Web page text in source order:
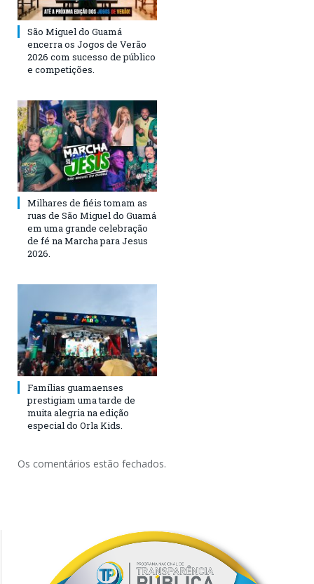
São Miguel do Guamá
encerra os Jogos de Verão
2026 com sucesso de público
e competições.
Milhares de fiéis tomam as
ruas de São Miguel do Guamá
em uma grande celebração
de fé na Marcha para Jesus
2026.
Famílias guamaenses
prestigiam uma tarde de
muita alegria na edição
especial do Orla Kids.
Os comentários estão fechados.